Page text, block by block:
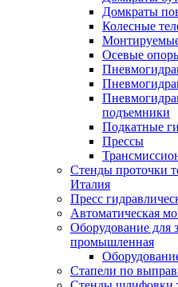
Домкраты
Колесные
Осевые
подъемники
Подкатные
Прессы
Стенды проточки
Италия
Пресс
Автоматическая
Оборудование для
промышленная
Стапели по